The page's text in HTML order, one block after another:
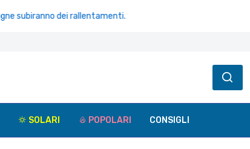
dei rallentamenti.
SOLARI POPOLARI CONSIGLI